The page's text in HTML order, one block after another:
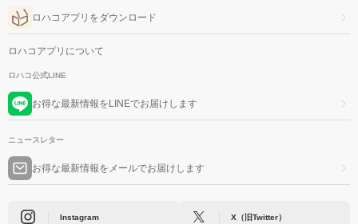
ロハコアプリをダウンロード
ロハコアプリについて
ロハコ公式LINE
お得な最新情報をLINEでお届けします
ニュースレター
お得な最新情報をメールでお届けします
Instagram X（旧Twitter）